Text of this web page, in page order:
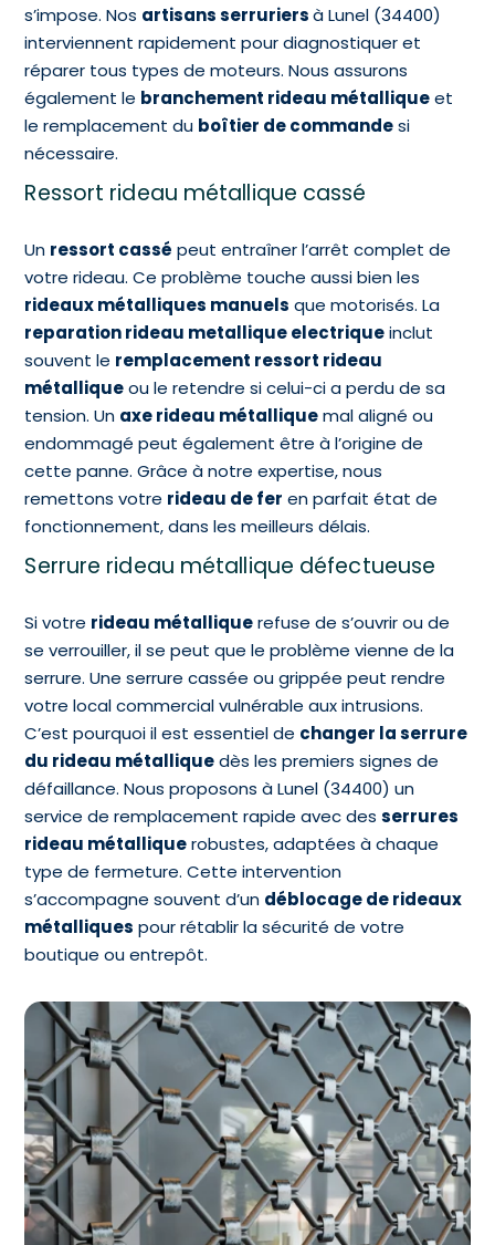
s’impose. Nos artisans serruriersà Lunel (34400)
interviennent rapidement pour diagnostiquer et
réparer tous types de moteurs. Nous assurons
également le branchement rideau métalliqueet
le remplacement du boîtier de commandesi
nécessaire.
Ressort rideau métallique cassé
Un ressort cassé peut entraîner l’arrêt complet de
votre rideau. Ce problème touche aussi bien les
rideaux métalliques manuels que motorisés. La
reparation rideau metallique electriqueinclut
souvent le remplacement ressort rideau
métalliqueou le retendre si celui-ci a perdu de sa
tension. Un axe rideau métalliquemal aligné ou
endommagé peut également être à l’origine de
cette panne. Grâce à notre expertise, nous
remettons votre rideau de fer en parfait état de
fonctionnement, dans les meilleurs délais.
Serrure rideau métallique défectueuse
Si votre rideau métalliquerefuse de s’ouvrir ou de
se verrouiller, il se peut que le problème vienne de la
serrure. Une serrure cassée ou grippée peut rendre
votre local commercial vulnérable aux intrusions.
C’est pourquoi il est essentiel de changer la serrure
du rideau métalliquedès les premiers signes de
défaillance. Nous proposons à Lunel (34400) un
service de remplacement rapide avec desserrures
rideau métalliquerobustes, adaptées à chaque
type de fermeture. Cette intervention
s’accompagne souvent d’un déblocage de rideaux
métalliques pour rétablir la sécurité de votre
boutique ou entrepôt.